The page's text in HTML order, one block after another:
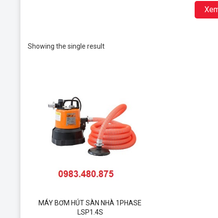
ngay cả khi nó bị chìm trong nước. Thiết kế thông qua
hoạt động liên tục ở mức nước thấp và khả năng chạy
Showing the single result
MÁY BƠM HÚT SÀN NHÀ 1PHASE
LSP1.4S